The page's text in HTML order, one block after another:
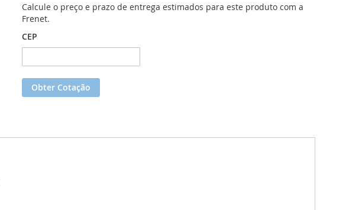
Calcule o preço e prazo de entrega estimados para este produto com a
Frenet.
CEP
Obter Cotação